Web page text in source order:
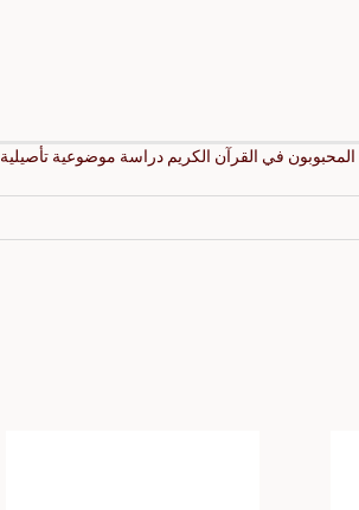
المحبوبون في القرآن الكريم دراسة موضوعية تأصيلية